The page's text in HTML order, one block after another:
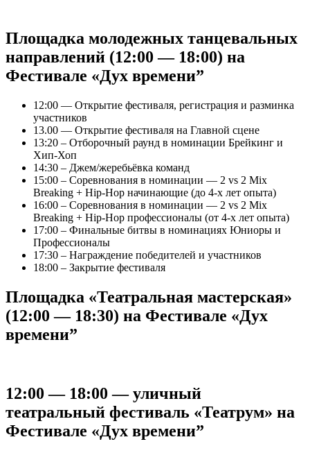
Площадка молодежных танцевальных
направлений (12:00 — 18:00) на
Фестивале «Дух времени”
12:00 — Открытие фестиваля, регистрация и разминка
участников
13.00 — Открытие фестиваля на Главной сцене
13:20 – Отборочный раунд в номинации Брейкинг и
Хип-Хоп
14:30 – Джем/жеребьёвка команд
15:00 – Соревнования в номинации — 2 vs 2 Mix
Breaking + Hip-Hop начинающие (до 4-х лет опыта)
16:00 – Соревнования в номинации — 2 vs 2 Mix
Breaking + Hip-Hop профессионалы (от 4-х лет опыта)
17:00 – Финальные битвы в номинациях Юниоры и
Профессионалы
17:30 – Награждение победителей и участников
18:00 – Закрытие фестиваля
Площадка «Театральная мастерская»
(12:00 — 18:30) на Фестивале «Дух
времени”
12:00 — 18:00 — уличный
театральный фестиваль «Театрум» на
Фестивале «Дух времени”